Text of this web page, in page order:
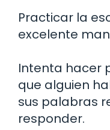
Practicar la
excelente
Intenta hacer
que alguien
sus palabras
responder.